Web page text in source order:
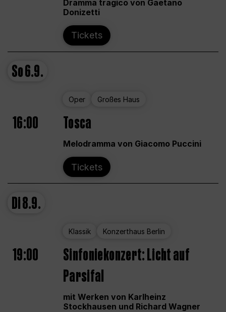
Dramma tragico von Gaetano
Donizetti
Tickets
So6.9.
Oper Großes Haus
16:00 Tosca
Melodramma von Giacomo Puccini
Tickets
Di8.9.
Klassik Konzerthaus Berlin
19:00
Sinfoniekonzert: Licht auf
Parsifal
mit Werken von Karlheinz
Stockhausen und Richard Wagner